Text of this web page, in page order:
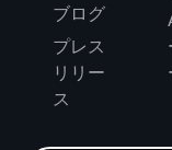
ブログ
プレス
リリー
ス